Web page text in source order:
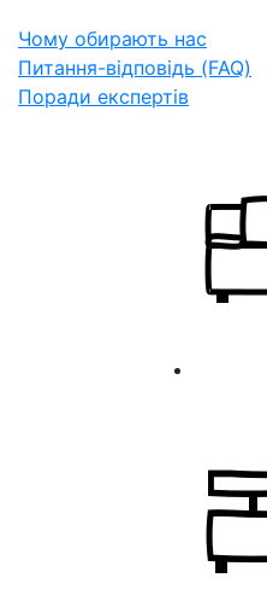
Чому обирають нас
Питання-відповідь (FAQ)
Поради експертів